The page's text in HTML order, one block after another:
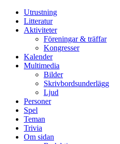
Utrustning
Litteratur
Aktiviteter
Föreningar & träffar
Kongresser
Kalender
Multimedia
Bilder
Skrivbordsunderlägg
Ljud
Personer
Spel
Teman
Trivia
Om sidan